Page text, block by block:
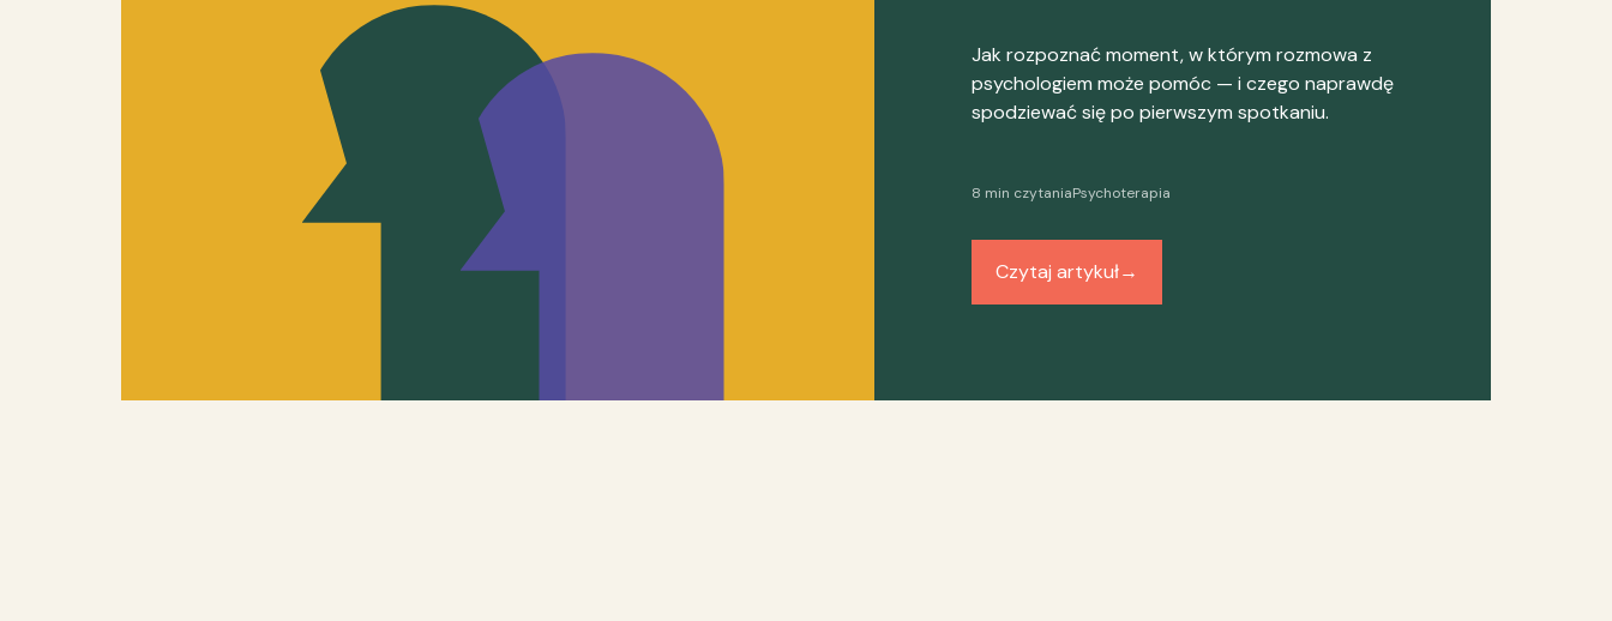
Jak rozpoznać moment, w którym rozmowa z
psychologiem może pomóc — i czego naprawdę
spodziewać się po pierwszym spotkaniu.
8 min czytaniaPsychoterapia
Czytaj artykuł→